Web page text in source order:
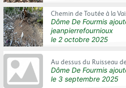
Chemin de Toutée à la
Dôme De Fourmis
jeanpierrefournioux
le 2 octobre 2025
Au dessus du Ruisseau
Dôme De Fourmis
le 3 septembre 2025